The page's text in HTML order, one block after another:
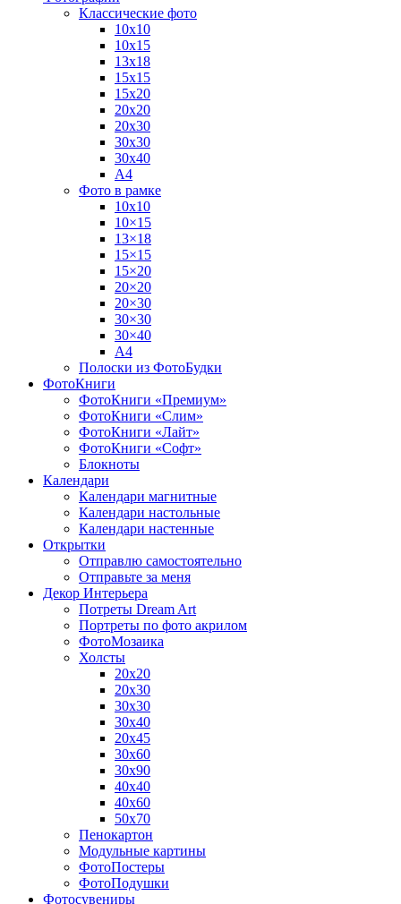
Классические фото
10х10
10х15
13х18
15х15
15х20
20х20
20х30
30х30
30х40
А4
Фото в рамке
10х10
10×15
13×18
15×15
15×20
20×20
20×30
30×30
30×40
A4
Полоски из ФотоБудки
ФотоКниги
ФотоКниги «Премиум»
ФотоКниги «Слим»
ФотоКниги «Лайт»
ФотоКниги «Софт»
Блокноты
Календари
Календари магнитные
Календари настольные
Календари настенные
Открытки
Отправлю самостоятельно
Отправьте за меня
Декор Интерьера
Потреты Dream Art
Портреты по фото акрилом
ФотоМозаика
Холсты
20х20
20х30
30х30
30х40
20х45
30х60
30х90
40х40
40х60
50х70
Пенокартон
Модульные картины
ФотоПостеры
ФотоПодушки
Фотоcувениры